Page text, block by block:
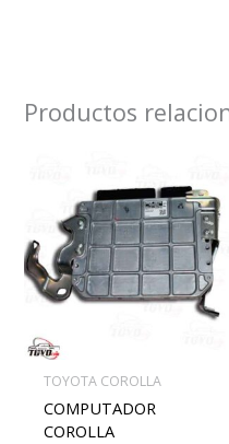
Productos
TOYOTA COROLLA
COMPUTADOR
COROLLA